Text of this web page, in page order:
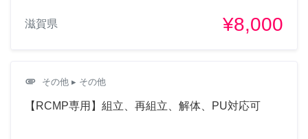
滋賀県 ¥8,000
attachment その他 ▸ その他
【RCMP専用】組立、再組立、解体、PU対応可